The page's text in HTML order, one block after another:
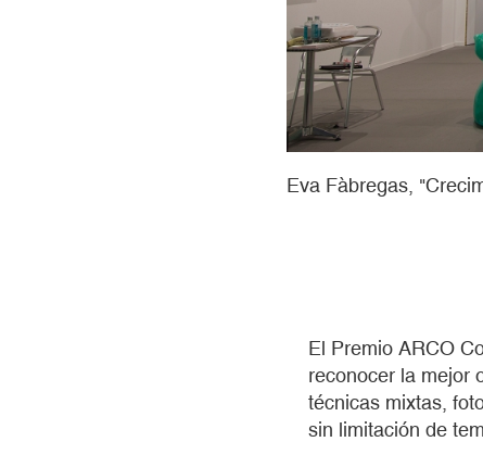
Eva Fàbregas,
El Premio ARCO
reconocer la mejor
técnicas mixtas,
sin limitación de